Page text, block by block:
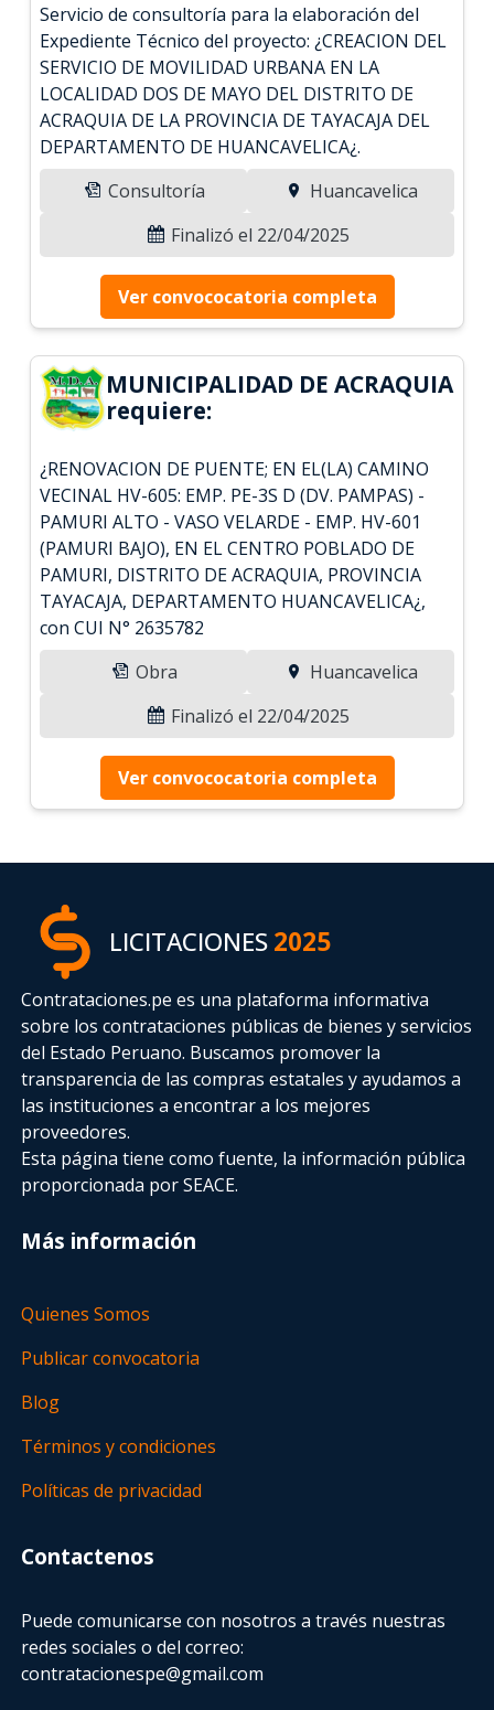
Servicio de consultoría para la elaboración del
Expediente Técnico del proyecto: ¿CREACION DEL
SERVICIO DE MOVILIDAD URBANA EN LA
LOCALIDAD DOS DE MAYO DEL DISTRITO DE
ACRAQUIA DE LA PROVINCIA DE TAYACAJA DEL
DEPARTAMENTO DE HUANCAVELICA¿.
Consultoría
Huancavelica
Finalizó el 22/04/2025
Ver convococatoria completa
MUNICIPALIDAD DE ACRAQUIA
requiere:
¿RENOVACION DE PUENTE; EN EL(LA) CAMINO
VECINAL HV-605: EMP. PE-3S D (DV. PAMPAS) -
PAMURI ALTO - VASO VELARDE - EMP. HV-601
(PAMURI BAJO), EN EL CENTRO POBLADO DE
PAMURI, DISTRITO DE ACRAQUIA, PROVINCIA
TAYACAJA, DEPARTAMENTO HUANCAVELICA¿,
con CUI N° 2635782
Obra
Huancavelica
Finalizó el 22/04/2025
Ver convococatoria completa
LICITACIONES2025
Contrataciones.pe es una plataforma informativa
sobre los contrataciones públicas de bienes y servicios
del Estado Peruano. Buscamos promover la
transparencia de las compras estatalesy ayudamos a
las instituciones a encontrar a los mejores
proveedores.
Esta página tiene como fuente, la información pública
proporcionada por SEACE.
Más información
Quienes Somos
Publicar convocatoria
Blog
Términos y condiciones
Políticas de privacidad
Contactenos
Puede comunicarse con nosotros a través nuestras
redes sociales o del correo:
contratacionespe@gmail.com